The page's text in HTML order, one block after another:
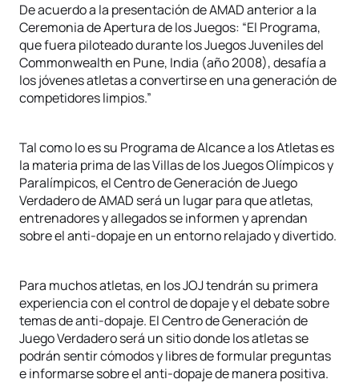
De acuerdo a la presentación de AMAD anterior a la
Ceremonia de Apertura de los Juegos: “El Programa,
que fuera piloteado durante los Juegos Juveniles del
Commonwealth en Pune, India (año 2008), desafía a
los jóvenes atletas a convertirse en una generación de
competidores limpios.”
Tal como lo es su Programa de Alcance a los Atletas es
la materia prima de las Villas de los Juegos Olímpicos y
Paralímpicos, el Centro de Generación de Juego
Verdadero de AMAD será un lugar para que atletas,
entrenadores y allegados se informen y aprendan
sobre el anti-dopaje en un entorno relajado y divertido.
Para muchos atletas, en los JOJ tendrán su primera
experiencia con el control de dopaje y el debate sobre
temas de anti-dopaje. El Centro de Generación de
Juego Verdadero será un sitio donde los atletas se
podrán sentir cómodos y libres de formular preguntas
e informarse sobre el anti-dopaje de manera positiva.